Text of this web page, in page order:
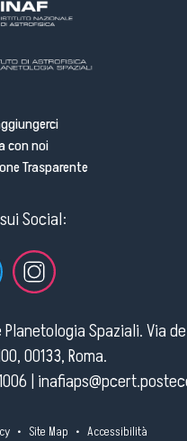
con noi
Trasparente
Social:
Spaziali. Via
00133, Roma.
|
• Site Map • Accessibilità